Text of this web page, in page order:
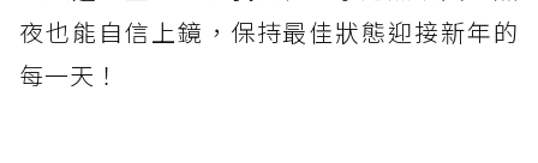
夜也能自信上鏡，保持最佳狀態迎接新年的
每一天！